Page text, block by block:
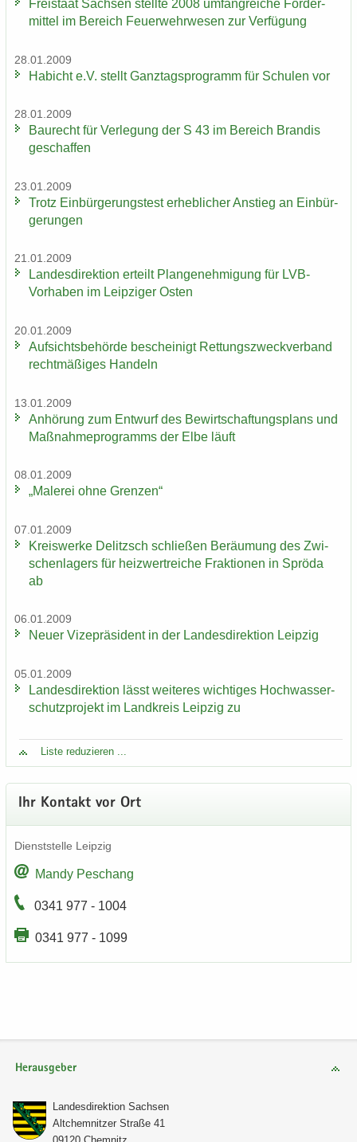
Frei­staat Sach­sen stell­te 2008 um­fang­rei­che För­der­
mit­tel im Be­reich Feu­er­wehr­we­sen zur Ver­fü­gung
28.01.2009
Ha­bicht e.V. stellt Ganz­tags­pro­gramm für Schu­len vor
28.01.2009
Bau­recht für Ver­le­gung der S 43 im Be­reich Bran­dis
ge­schaf­fen
23.01.2009
Trotz Ein­bür­ge­rungs­test er­heb­li­cher An­stieg an Ein­bür­
ge­run­gen
21.01.2009
Lan­des­di­rek­ti­on er­teilt Plan­ge­neh­mi­gung für LVB-​
Vorhaben im Leip­zi­ger Osten
20.01.2009
Auf­sichts­be­hör­de be­schei­nigt Ret­tungs­zweck­ver­band
recht­mä­ßi­ges Han­deln
13.01.2009
An­hö­rung zum Ent­wurf des Be­wirt­schaf­tungs­plans und
Maß­nah­me­pro­gramms der Elbe läuft
08.01.2009
„Ma­le­rei ohne Gren­zen“
07.01.2009
Kreis­wer­ke De­litzsch schlie­ßen Be­räu­mung des Zwi­
schen­la­gers für heiz­wertrei­che Frak­tio­nen in Sprö­da
ab
06.01.2009
Neuer Vi­ze­prä­si­dent in der Lan­des­di­rek­ti­on Leip­zig
05.01.2009
Lan­des­di­rek­ti­on lässt wei­te­res wich­ti­ges Hoch­was­ser­
schutz­pro­jekt im Land­kreis Leip­zig zu
Liste re­du­zie­ren ...
Ihr Kon­takt vor Ort
Dienst­stel­le Leip­zig
Mandy Peschang
0341 977 - 1004
0341 977 - 1099
Herausgeber
Lan­des­di­rek­ti­on Sach­sen
Alt­chem­nit­zer Stra­ße 41